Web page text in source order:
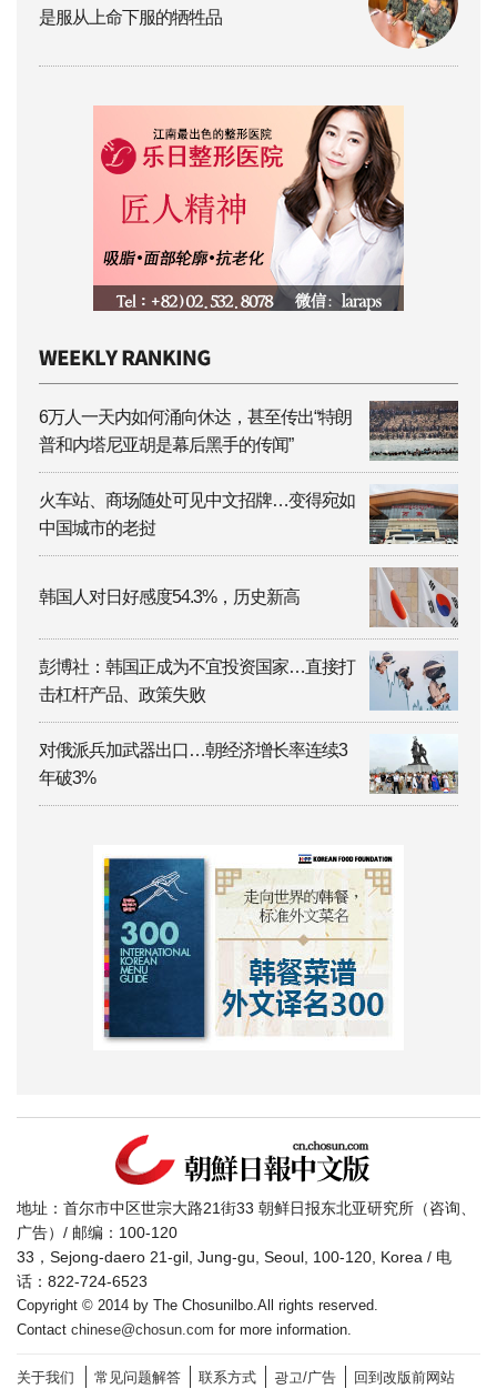
是服从上命下服的牺牲品
6万人一天内如何涌向休达，甚至传出“特朗
普和内塔尼亚胡是幕后黑手的传闻”
火车站、商场随处可见中文招牌…变得宛如
中国城市的老挝
韩国人对日好感度54.3%，历史新高
彭博社：韩国正成为不宜投资国家…直接打
击杠杆产品、政策失败
对俄派兵加武器出口…朝经济增长率连续3
年破3%
地址：首尔市中区世宗大路21街33 朝鲜日报东北亚研究所（咨询、
广告）/ 邮编：100-120
33，Sejong-daero 21-gil, Jung-gu, Seoul, 100-120, Korea / 电
话：822-724-6523
Copyright © 2014 by The Chosunilbo.All rights reserved.
Contact chinese@chosun.com for more information.
关于我们 常见问题解答 联系方式 광고/广告 回到改版前网站